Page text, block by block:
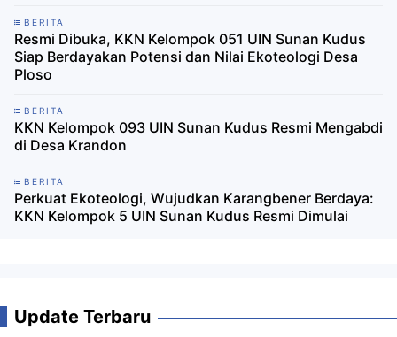
BERITA
Resmi Dibuka, KKN Kelompok 051 UIN Sunan Kudus
Siap Berdayakan Potensi dan Nilai Ekoteologi Desa
Ploso
BERITA
KKN Kelompok 093 UIN Sunan Kudus Resmi Mengabdi
di Desa Krandon
BERITA
Perkuat Ekoteologi, Wujudkan Karangbener Berdaya:
KKN Kelompok 5 UIN Sunan Kudus Resmi Dimulai
Update Terbaru